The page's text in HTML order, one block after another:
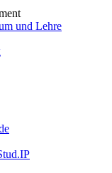
und Lehre